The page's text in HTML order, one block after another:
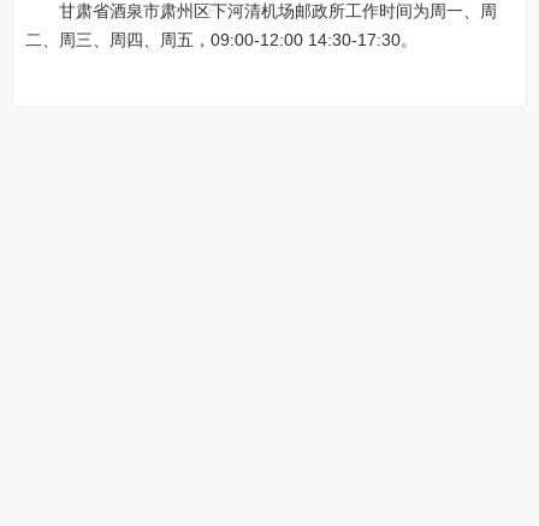
甘肃省酒泉市肃州区下河清机场邮政所工作时间为周一、周
二、周三、周四、周五，09:00-12:00 14:30-17:30。